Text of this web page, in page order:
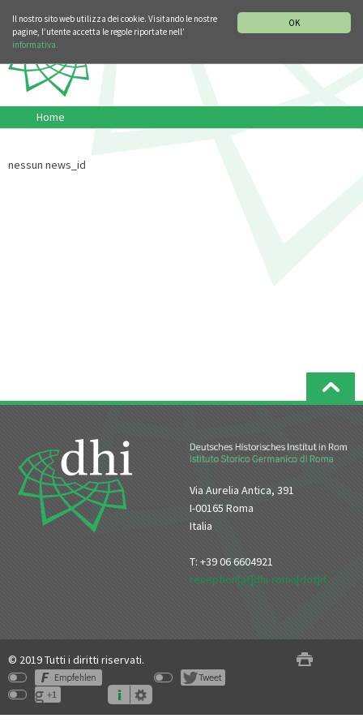
OK
Il nostro sito web utilizza dei cookie. Visitando le nostre
pagine, l’utente accetta le regole riportate nell’
informativa.
Home
nessun news_id
Via Aurelia Antica, 391
I-00165 Roma
Italia
T: +39 06 6604921
reception[at]dhi-roma[dot]it
© 2019 Tutti i diritti riservati.